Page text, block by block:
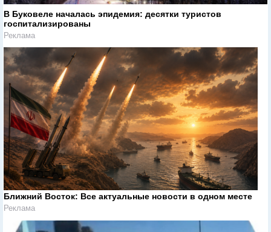
В Буковеле началась эпидемия: десятки туристов
госпитализированы
Реклама
Ближний Восток: Все актуальные новости в одном месте
Реклама